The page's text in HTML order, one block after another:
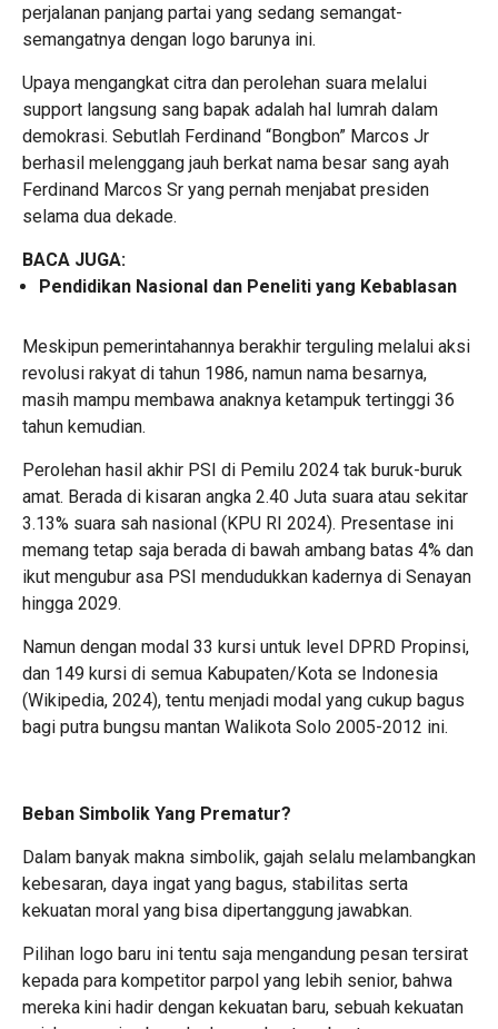
perjalanan panjang partai yang sedang semangat-
semangatnya dengan logo barunya ini.
Upaya mengangkat citra dan perolehan suara melalui
support langsung sang bapak adalah hal lumrah dalam
demokrasi. Sebutlah Ferdinand “Bongbon” Marcos Jr
berhasil melenggang jauh berkat nama besar sang ayah
Ferdinand Marcos Sr yang pernah menjabat presiden
selama dua dekade.
BACA JUGA:
Pendidikan Nasional dan Peneliti yang Kebablasan
Meskipun pemerintahannya berakhir terguling melalui aksi
revolusi rakyat di tahun 1986, namun nama besarnya,
masih mampu membawa anaknya ketampuk tertinggi 36
tahun kemudian.
Perolehan hasil akhir PSI di Pemilu 2024 tak buruk-buruk
amat. Berada di kisaran angka 2.40 Juta suara atau sekitar
3.13% suara sah nasional (KPU RI 2024). Presentase ini
memang tetap saja berada di bawah ambang batas 4% dan
ikut mengubur asa PSI mendudukkan kadernya di Senayan
hingga 2029.
Namun dengan modal 33 kursi untuk level DPRD Propinsi,
dan 149 kursi di semua Kabupaten/Kota se Indonesia
(Wikipedia, 2024), tentu menjadi modal yang cukup bagus
bagi putra bungsu mantan Walikota Solo 2005-2012 ini.
Beban Simbolik Yang Prematur?
Dalam banyak makna simbolik, gajah selalu melambangkan
kebesaran, daya ingat yang bagus, stabilitas serta
kekuatan moral yang bisa dipertanggung jawabkan.
Pilihan logo baru ini tentu saja mengandung pesan tersirat
kepada para kompetitor parpol yang lebih senior, bahwa
mereka kini hadir dengan kekuatan baru, sebuah kekuatan